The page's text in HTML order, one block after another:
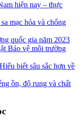
hiện nay – thực
mạc hóa và chống
quốc gia năm 2023
Bảo vệ môi trường
biết sâu sắc hơn về
ồn, độ rung và chất